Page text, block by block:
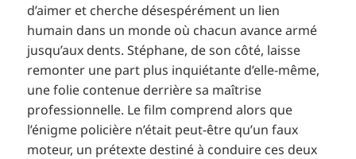
d’aimer et cherche désespérément un lien
humain dans un monde où chacun avance armé
jusqu’aux dents. Stéphane, de son côté, laisse
remonter une part plus inquiétante d’elle-même,
une folie contenue derrière sa maîtrise
professionnelle. Le film comprend alors que
l’énigme policière n’était peut-être qu’un faux
moteur, un prétexte destiné à conduire ces deux